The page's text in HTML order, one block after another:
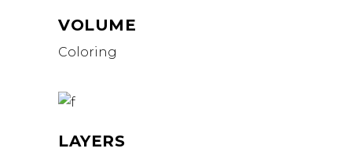
VOLUME
Coloring
LAYERS